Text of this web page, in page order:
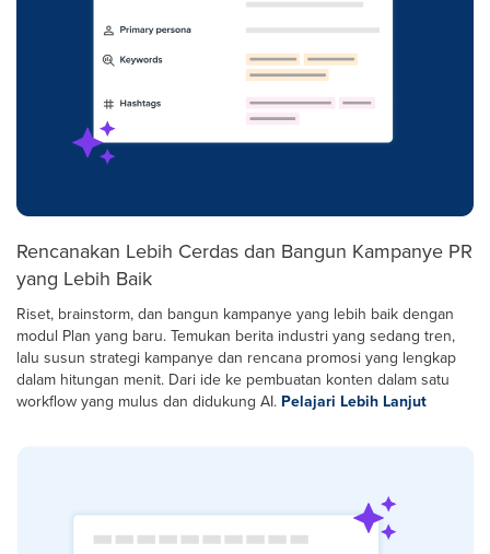
Rencanakan Lebih Cerdas dan Bangun Kampanye PR
yang Lebih Baik
Riset, brainstorm, dan bangun kampanye yang lebih baik dengan
modul Plan yang baru. Temukan berita industri yang sedang tren,
lalu susun strategi kampanye dan rencana promosi yang lengkap
dalam hitungan menit. Dari ide ke pembuatan konten dalam satu
workflow yang mulus dan didukung AI. Pelajari Lebih Lanjut